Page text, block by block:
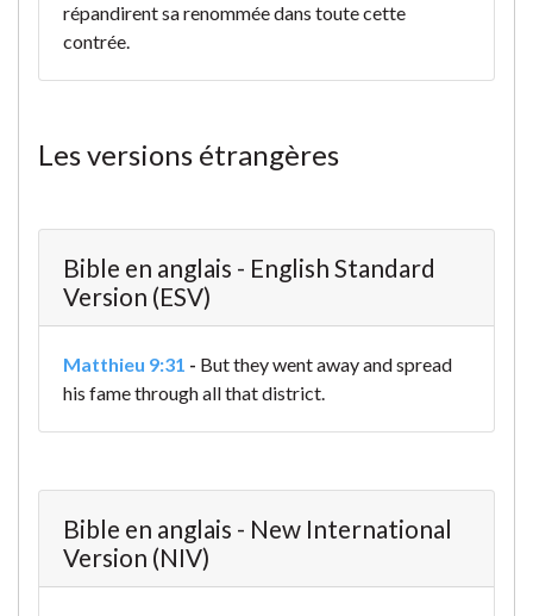
répandirent sa renommée dans toute cette
contrée.
Les versions étrangères
Bible en anglais - English Standard
Version (ESV)
Matthieu 9:31 - But they went away and spread
his fame through all that district.
Bible en anglais - New International
Version (NIV)